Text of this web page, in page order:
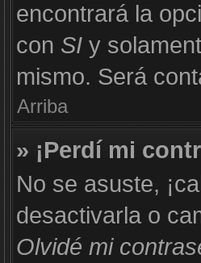
encontrará la
con SI y
mismo. Será
Arriba
» ¡Perdí mi
No se asuste,
desactivarla o
Olvidé mi